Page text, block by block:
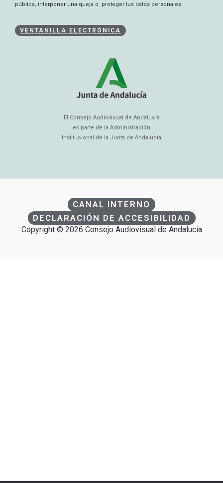
pública, interponer una queja o proteger tus datos personales.
VENTANILLA ELECTRÓNICA
El Consejo Audiovisual de Andalucía
es parte de la Administración
Institucional de la Junta de Andalucía
CANAL INTERNO
DECLARACIÓN DE ACCESIBILIDAD
Copyright © 2026 Consejo Audiovisual de Andalucía